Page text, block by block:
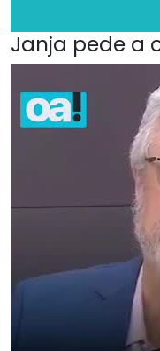
Janja pede a